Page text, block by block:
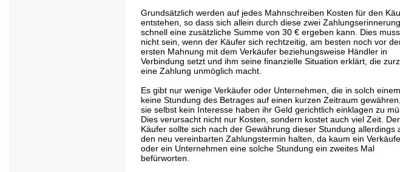
Grundsätzlich werden auf jedes Mahnschreiben Kosten für den
entstehen, so dass sich allein durch diese zwei
schnell eine zusätzliche Summe von 30 € ergeben kann. Dies
nicht sein, wenn der Käufer sich rechtzeitig, am besten noch vor
ersten Mahnung mit dem Verkäufer beziehungsweise Händler in
Verbindung setzt und ihm seine finanzielle Situation erklärt, die
eine Zahlung unmöglich macht.
Es gibt nur wenige Verkäufer oder Unternehmen, die in solch
keine Stundung des Betrages auf einen kurzen Zeitraum
sie selbst kein Interesse haben ihr Geld gerichtlich einklagen zu
Dies verursacht nicht nur Kosten, sondern kostet auch viel Zeit. Der
Käufer sollte sich nach der Gewährung dieser Stundung allerdings
den neu vereinbarten Zahlungstermin halten, da kaum ein
oder ein Unternehmen eine solche Stundung ein zweites Mal
befürworten.